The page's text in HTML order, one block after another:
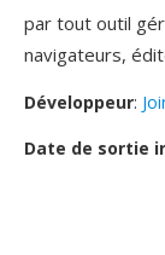
par tout outil
navigateurs,
Développeur:
Date de sortie